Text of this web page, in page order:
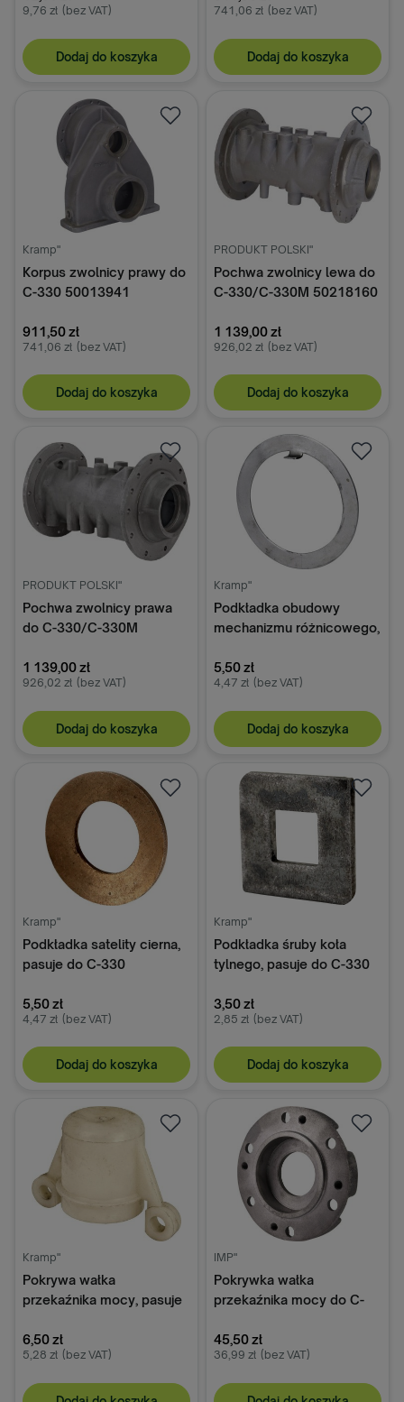
9,76 zł (bez VAT)
Dodaj do koszyka
741,06 zł (bez VAT)
Dodaj do koszyka
Kramp"
Korpus zwolnicy prawy do
C-330 50013941
911,50 zł
741,06 zł (bez VAT)
Dodaj do koszyka
PRODUKT POLSKI"
Pochwa zwolnicy lewa do
C-330/C-330M 50218160
1 139,00 zł
926,02 zł (bez VAT)
Dodaj do koszyka
PRODUKT POLSKI"
Pochwa zwolnicy prawa
do C-330/C-330M
1 139,00 zł
926,02 zł (bez VAT)
Dodaj do koszyka
Kramp"
Podkładka obudowy
mechanizmu różnicowego,
5,50 zł
4,47 zł (bez VAT)
Dodaj do koszyka
Kramp"
Podkładka satelity cierna,
pasuje do C-330
5,50 zł
4,47 zł (bez VAT)
Dodaj do koszyka
Kramp"
Podkładka śruby koła
tylnego, pasuje do C-330
3,50 zł
2,85 zł (bez VAT)
Dodaj do koszyka
Kramp"
Pokrywa wałka
przekaźnika mocy, pasuje
6,50 zł
5,28 zł (bez VAT)
IMP"
Pokrywka wałka
przekaźnika mocy do C-
45,50 zł
36,99 zł (bez VAT)